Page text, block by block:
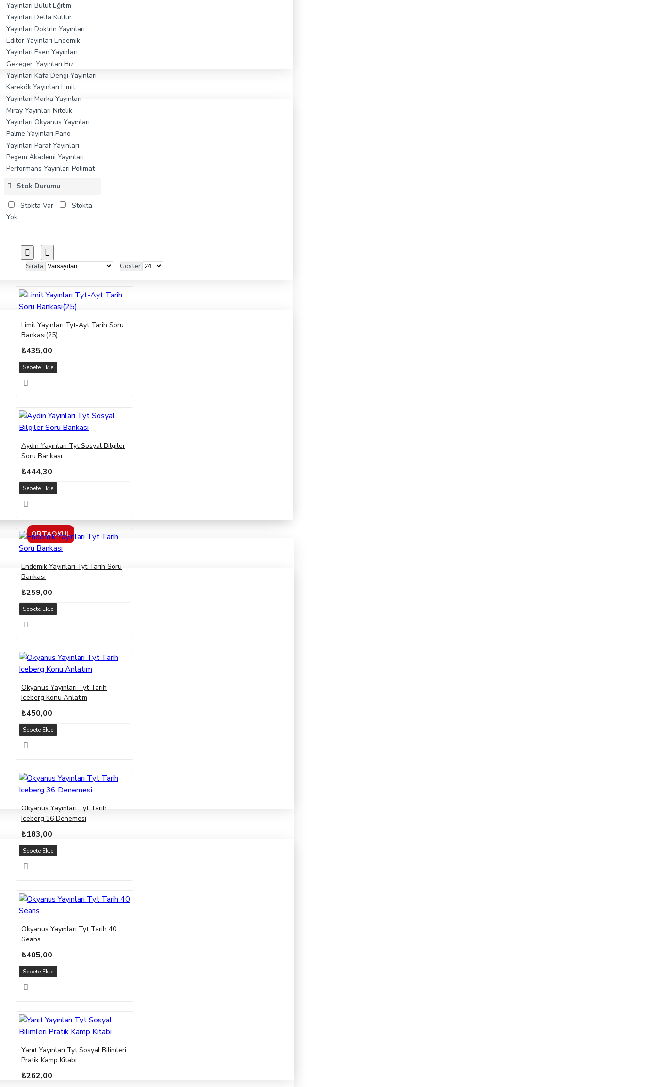
ORTAOKUL
Yayınları Bulut Eğitim
Yayınları Delta Kültür
Yayınları Doktrin Yayınları
Editör Yayınları Endemik
Yayınları Esen Yayınları
Gezegen Yayınları Hız
Yayınları Kafa Dengi Yayınları
Karekök Yayınları Limit
Yayınları Marka Yayınları
Miray Yayınları Nitelik
Yayınları Okyanus Yayınları
Palme Yayınları Pano
Yayınları Paraf Yayınları
Pegem Akademi Yayınları
Performans Yayınları Polimat
Strateji Yayınları ÜçDörtBeş
Yayınları Üçgen Yayınları Veri
Yayınları
YZ Yayınları
Stok Durumu
Stokta Var
Stokta
Yok
Sırala: Göster:
Limit Yayınları Tyt-Ayt Tarih Soru
Bankası(25)
₺435,00
Sepete Ekle
Aydın Yayınları Tyt Sosyal Bilgiler
Soru Bankası
₺444,30
Sepete Ekle
Endemik Yayınları Tyt Tarih Soru
Bankası
₺259,00
Sepete Ekle
Okyanus Yayınları Tyt Tarih
Iceberg Konu Anlatım
₺450,00
Sepete Ekle
Okyanus Yayınları Tyt Tarih
Iceberg 36 Denemesi
₺183,00
Sepete Ekle
Okyanus Yayınları Tyt Tarih 40
Seans
₺405,00
Sepete Ekle
Yanıt Yayınları Tyt Sosyal Bilimleri
Pratik Kamp Kitabı
₺262,00